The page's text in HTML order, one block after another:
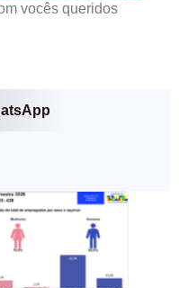
vocês queridos